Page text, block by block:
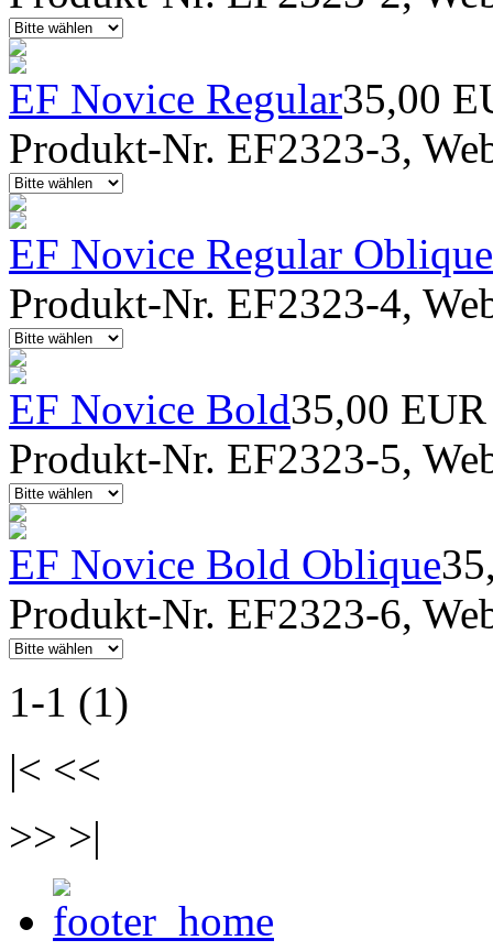
EF Novice Regular35,00
Produkt-Nr. EF2323-3,
EF Novice Regular Oblique
Produkt-Nr. EF2323-4,
EF Novice Bold35,00 EUR
Produkt-Nr. EF2323-5,
EF Novice Bold Oblique
Produkt-Nr. EF2323-6,
1-1 (1)
|< <<
>> >|